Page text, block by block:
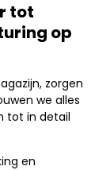
tot
op
zorgen
we alles
tot in detail
en